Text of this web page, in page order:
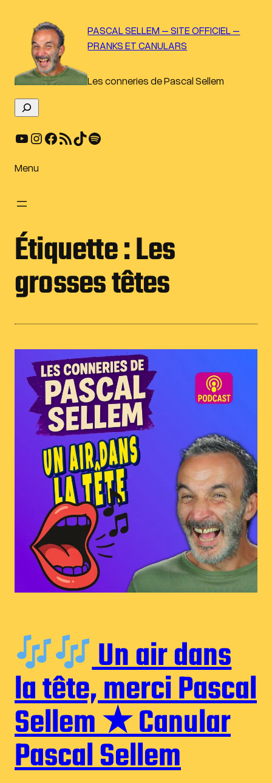
contenu
PASCAL SELLEM – SITE OFFICIEL –
PRANKS ET CANULARS
Les conneries de Pascal Sellem
e
c
e
YouTube Instagram Facebook Flux RSS TikTok Spotify
Menu
Étiquette :Les
grosses têtes
Un air dans
la tête, merci Pascal
Sellem ★ Canular
Pascal Sellem